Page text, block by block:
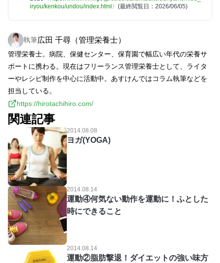
iryou/kenkou/undou/index.html〉 (最終閲覧日：2026/06/05)
執筆広田 千尋（管理栄養士）
管理栄養士。病院、保健センター、保育園で幅広い年代の栄養サ
ポートに携わる。現在はフリーランス管理栄養士として、ライタ
ーやレシピ制作を中心に活動中。あすけんではコラム執筆などを
担当している。
https://hirotachihiro.com/
関連記事
2014.08.08
ヨガ(YOGA)
2014.08.14
運動④何気ない動作を運動に！ふとした
時にできること
2014.08.14
運動②脂肪撃退！ダイエットの強い味方